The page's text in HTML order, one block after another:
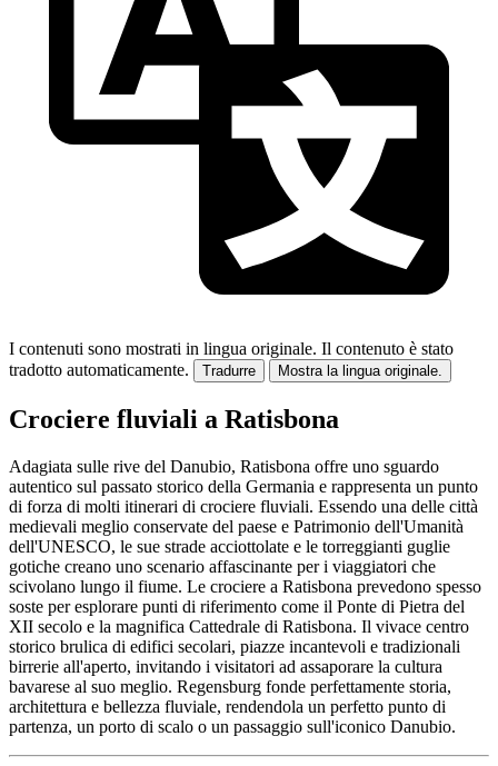
I contenuti sono mostrati in lingua originale. Il contenuto è stato
tradotto automaticamente.
Tradurre Mostra la lingua originale.
Crociere fluviali a Ratisbona
Adagiata sulle rive del Danubio, Ratisbona offre uno sguardo
autentico sul passato storico della Germania e rappresenta un punto
di forza di molti itinerari di crociere fluviali. Essendo una delle città
medievali meglio conservate del paese e Patrimonio dell'Umanità
dell'UNESCO, le sue strade acciottolate e le torreggianti guglie
gotiche creano uno scenario affascinante per i viaggiatori che
scivolano lungo il fiume. Le crociere a Ratisbona prevedono spesso
soste per esplorare punti di riferimento come il Ponte di Pietra del
XII secolo e la magnifica Cattedrale di Ratisbona. Il vivace centro
storico brulica di edifici secolari, piazze incantevoli e tradizionali
birrerie all'aperto, invitando i visitatori ad assaporare la cultura
bavarese al suo meglio. Regensburg fonde perfettamente storia,
architettura e bellezza fluviale, rendendola un perfetto punto di
partenza, un porto di scalo o un passaggio sull'iconico Danubio.